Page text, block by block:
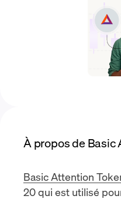
À propos de Basic
Basic Attention
20qui est utilisé